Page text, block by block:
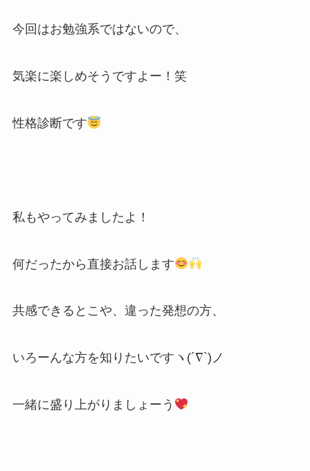
今回はお勉強系ではないので、
気楽に楽しめそうですよー！笑
性格診断です
私もやってみましたよ！
何だったから直接お話します
共感できるとこや、違った発想の方、
いろーんな方を知りたいですヽ(´∇`)ノ
一緒に盛り上がりましょーう